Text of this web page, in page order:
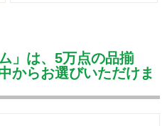
」は、5万点の品揃
からお選びいただけま